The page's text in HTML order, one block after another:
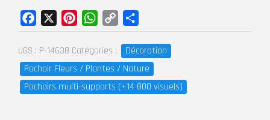
UGS : P-14638 Catégories :
Décoration
Pochoir Fleurs / Plantes / Nature
Pochoirs multi-supports (+14 800 visuels)
Facebook PinterestWhatsApp
Copy
Link